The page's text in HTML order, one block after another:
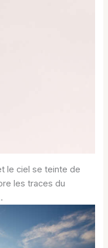
le ciel se teinte de
les traces du